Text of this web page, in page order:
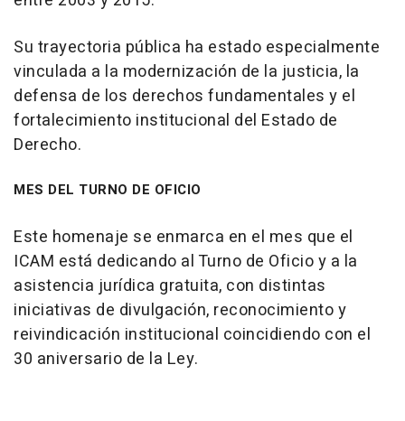
Su trayectoria pública ha estado especialmente
vinculada a la modernización de la justicia, la
defensa de los derechos fundamentales y el
fortalecimiento institucional del Estado de
Derecho.
MES DEL TURNO DE OFICIO
Este homenaje se enmarca en el mes que el
ICAM está dedicando al Turno de Oficio y a la
asistencia jurídica gratuita, con distintas
iniciativas de divulgación, reconocimiento y
reivindicación institucional coincidiendo con el
30 aniversario de la Ley.